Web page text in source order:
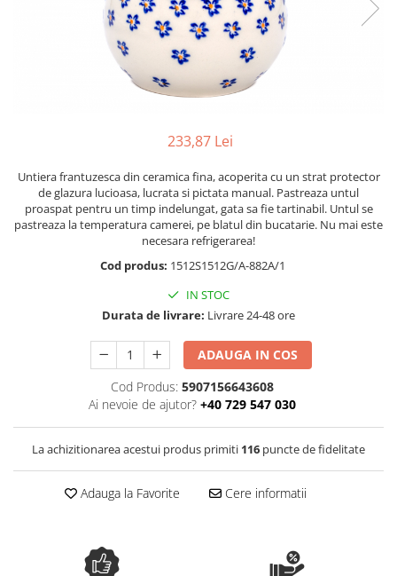
Recipiente depozitare
Baie
Colectiile Flowers
Colectia Forget-me-nots
Colectia Basket of Blue
Colectia Autumn Garden
Colectia Little Flowers
Colectia Butterfly Dance
Colectia Infinity
Colectia Morning Glory
Colectia Blue Sea
Colectia Wild Hearts
Colectia Blue Spring
233,87 Lei
Untiera frantuzesca din ceramica fina, acoperita cu un strat protector
de glazura lucioasa, lucrata si pictata manual. Pastreaza untul
proaspat pentru un timp indelungat, gata sa fie tartinabil. Untul se
pastreaza la temperatura camerei, pe blatul din bucatarie. Nu mai este
necesara refrigerarea!
Cod produs: 1512S1512G/A-882A/1
IN STOC
Durata de livrare: Livrare 24-48 ore
ADAUGA IN COS
Cod Produs: 5907156643608
Ai nevoie de ajutor? +40 729 547 030
La achizitionarea acestui produs primiti 116 puncte de fidelitate
Adauga la Favorite Cere informatii